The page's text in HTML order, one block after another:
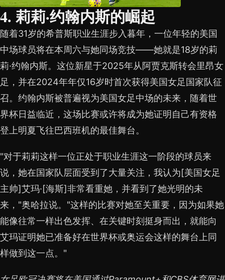
4. 莉莉·约翰内斯的崛起
随着31岁的希普斯职业生涯步入暮年，一位年轻的美国
中场球员将在本周六与她同场竞技——她就是18岁的莉
莉·约翰内斯。这位新星于2025年从阿贾克斯转会里昂女
足，并在2024年年仅16岁时首次获得美国女足国家队征
召。约翰内斯被普遍视为美国女足中场的未来，随着世
界杯日益临近，这场比赛或许将成为她证明自己有资格
登上明夏飞往巴西班机的最佳舞台。
"对于莉莉这样一位正处于职业生涯这一阶段的球员来
说，她在国家队层面受到了大量关注，我认为[美国女足
主帅]艾玛·[海斯]非常看重她，并看到了她光明的未
来，"奥哈拉说。"这样的比赛对她至关重要，因为如果她
能像往常一样出色发挥、在关键时刻挺身而出，就能向
艾玛证明她已准备好在世界杯或奥运会这样的舞台上同
样做到这一点。"